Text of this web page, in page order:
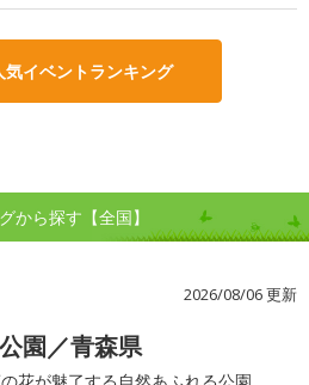
気イベントランキング
から探す【全国】
2026/08/06 更新
園／青森県